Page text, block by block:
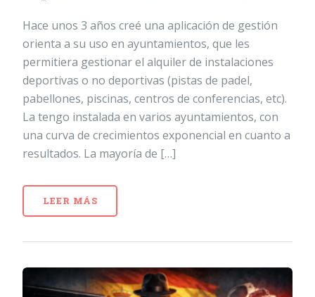
Hace unos 3 años creé una aplicación de gestión
orienta a su uso en ayuntamientos, que les
permitiera gestionar el alquiler de instalaciones
deportivas o no deportivas (pistas de padel,
pabellones, piscinas, centros de conferencias, etc).
La tengo instalada en varios ayuntamientos, con
una curva de crecimientos exponencial en cuanto a
resultados. La mayoría de […]
LEER MÁS